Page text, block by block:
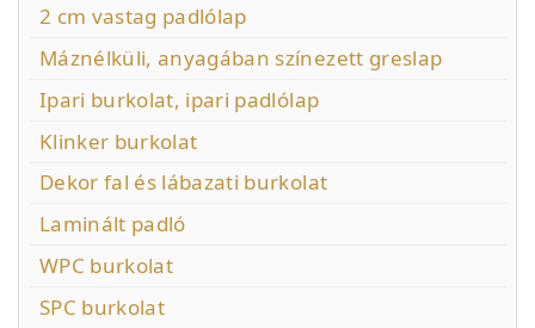
2 cm vastag padlólap
Máznélküli, anyagában színezett greslap
Ipari burkolat, ipari padlólap
Klinker burkolat
Dekor fal és lábazati burkolat
Laminált padló
WPC burkolat
SPC burkolat